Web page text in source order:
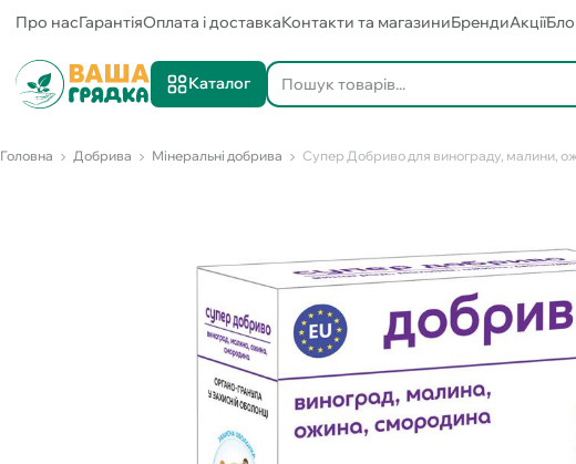
Про насГарантіяОплата і доставкаКонтакти та магазиниБрендиАкції
Каталог
Головна Добрива Мінеральні добрива Супер Добриво для винограду, малини,